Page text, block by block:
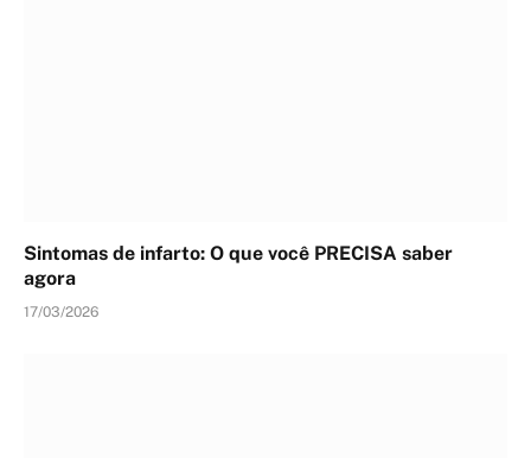
Sintomas de infarto: O que você PRECISA saber
agora
17/03/2026